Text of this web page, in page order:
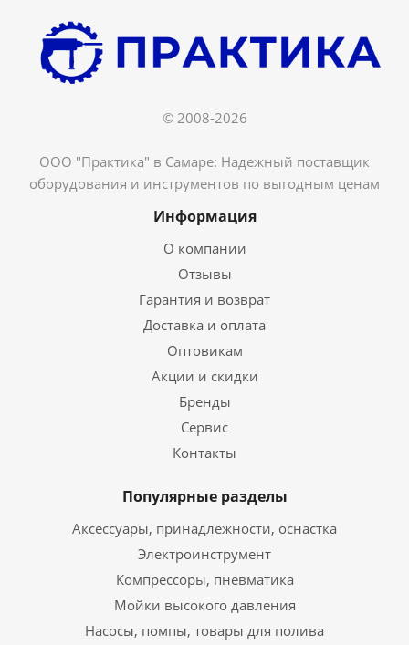
© 2008-2026
ООО "Практика" в Самаре: Надежный поставщик
оборудования и инструментов по выгодным ценам
Информация
О компании
Отзывы
Гарантия и возврат
Доставка и оплата
Оптовикам
Акции и скидки
Бренды
Сервис
Контакты
Популярные разделы
Аксессуары, принадлежности, оснастка
Электроинструмент
Компрессоры, пневматика
Мойки высокого давления
Насосы, помпы, товары для полива